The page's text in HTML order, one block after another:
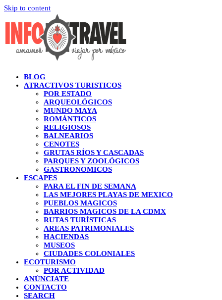
Skip to content
BLOG
ATRACTIVOS TURISTICOS
POR ESTADO
ARQUEOLÓGICOS
MUNDO MAYA
ROMÁNTICOS
RELIGIOSOS
BALNEARIOS
CENOTES
GRUTAS RÍOS Y CASCADAS
PARQUES Y ZOOLÓGICOS
GASTRONOMICOS
ESCAPES
PARA EL FIN DE SEMANA
LAS MEJORES PLAYAS DE MEXICO
PUEBLOS MAGICOS
BARRIOS MAGICOS DE LA CDMX
RUTAS TURÍSTICAS
AREAS PATRIMONIALES
HACIENDAS
MUSEOS
CIUDADES COLONIALES
ECOTURISMO
POR ACTIVIDAD
ANÚNCIATE
CONTACTO
SEARCH